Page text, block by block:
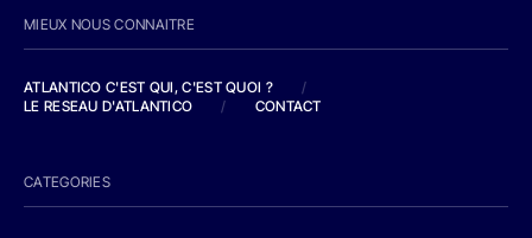
MIEUX NOUS CONNAITRE
ATLANTICO C'EST QUI, C'EST QUOI ?
/
LE RESEAU D'ATLANTICO
/ CONTACT
CATEGORIES